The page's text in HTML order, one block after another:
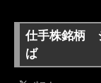
仕手株銘柄
ば